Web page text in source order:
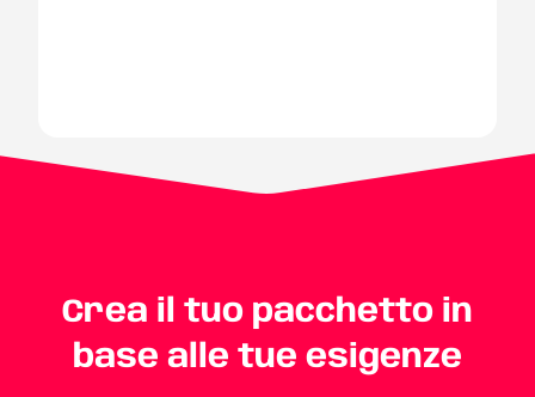
Crea il tuo pacchetto in
base alle tue esigenze